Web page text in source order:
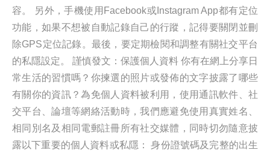
容。 另外，手機使用Facebook或Instagram App都有定位
功能，如果不想被自動記錄自己的行蹤，記得要關閉並刪
除GPS定位記錄。最後，要定期檢閱和調整有關社交平台
的私隱設定。 謹慎發文：保護個人資料 你有在網上分享日
常生活的習慣嗎？你揀選的照片或發佈的文字披露了哪些
有關你的資訊？為免個人資料被利用，使用通訊軟件、社
交平台、論壇等網絡活動時，我們應避免使用真實姓名、
相同別名及相同電郵註冊所有社交媒體，同時切勿隨意披
露以下重要的個人資料或私隱： 身份證號碼及完整的出生